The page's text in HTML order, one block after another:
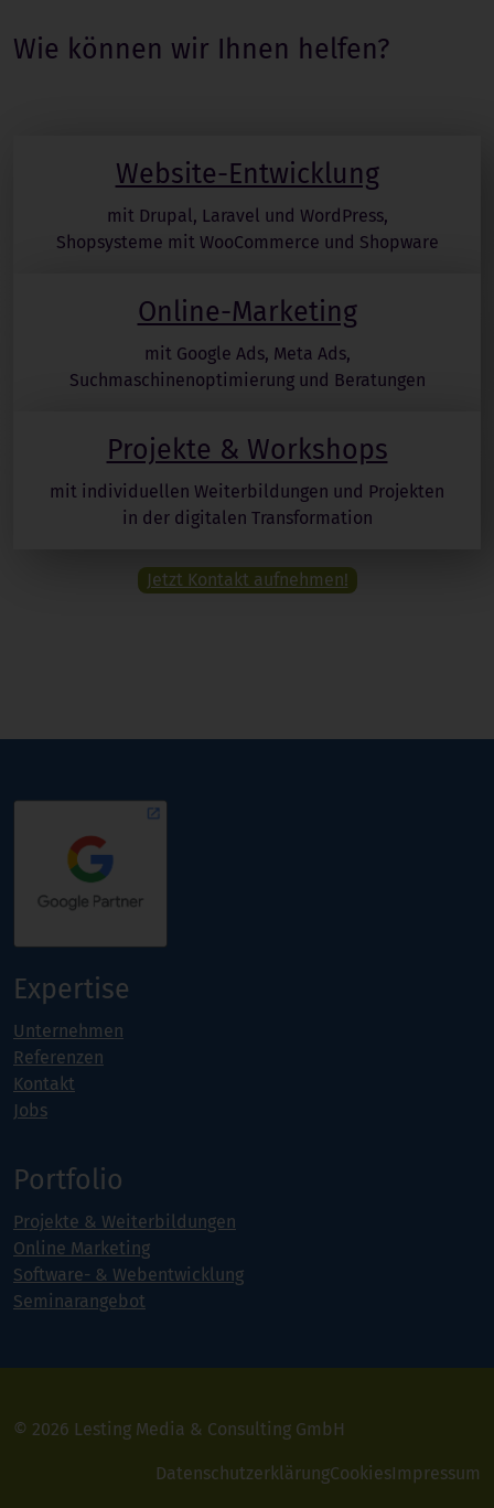
Wie können wir Ihnen helfen?
Website-Entwicklung
mit Drupal, Laravel und WordPress,
Shopsysteme mit WooCommerce und Shopware
Online-Marketing
mit Google Ads, Meta Ads,
Suchmaschinenoptimierung und Beratungen
Projekte & Workshops
mit individuellen Weiterbildungen und Projekten
in der digitalen Transformation
Jetzt Kontakt aufnehmen!
Expertise
Unternehmen
Referenzen
Kontakt
Jobs
Portfolio
Projekte & Weiterbildungen
Online Marketing
Software- & Webentwicklung
Seminarangebot
© 2026 Lesting Media & Consulting GmbH
DatenschutzerklärungCookiesImpressum